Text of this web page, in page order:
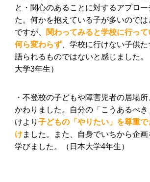
と・関心のあることに対するアプロー
た。何かを抱えている子が多いので
ですが、
関わってみると学校に行っ
何ら変わらず 、学校に行けない子供
語られるものではないと感じました
大学3年生）
・不登校の子どもや障害児者の居場
かわりました。自分の「こうあるべ
けより 子どもの「やりたい」を尊重
けました。また、自身でいちから企
学びました。（日本大学4年生）